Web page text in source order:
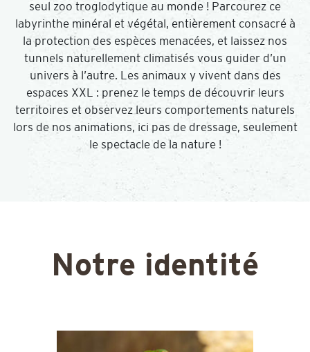
seul zoo troglodytique au monde ! Parcourez ce
labyrinthe minéral et végétal, entièrement consacré à
la protection des espèces menacées, et laissez nos
tunnels naturellement climatisés vous guider d’un
univers à l’autre. Les animaux y vivent dans des
espaces XXL : prenez le temps de découvrir leurs
territoires et observez leurs comportements naturels
lors de nos animations, ici pas de dressage, seulement
le spectacle de la nature !
Notre identité